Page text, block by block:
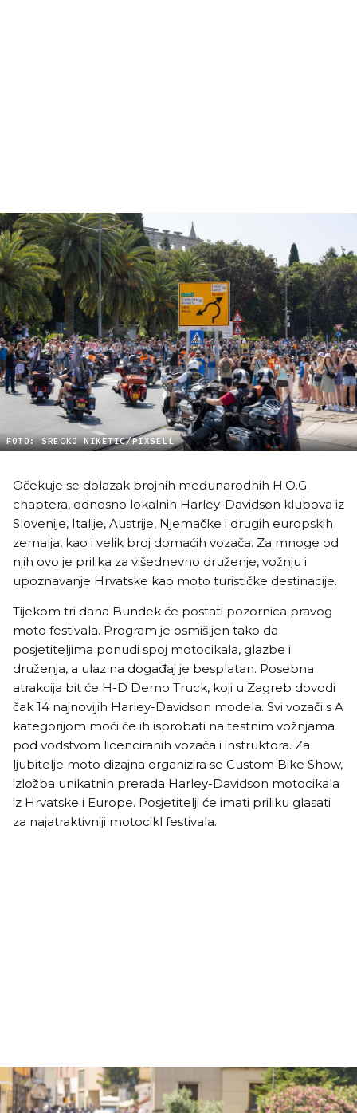
FOTO: SRECKO NIKETIC/PIXSELL
Očekuje se dolazak brojnih međunarodnih H.O.G.
chaptera, odnosno lokalnih Harley-Davidson klubova iz
Slovenije, Italije, Austrije, Njemačke i drugih europskih
zemalja, kao i velik broj domaćih vozača. Za mnoge od
njih ovo je prilika za višednevno druženje, vožnju i
upoznavanje Hrvatske kao moto turističke destinacije.
Tijekom tri dana Bundek će postati pozornica pravog
moto festivala. Program je osmišljen tako da
posjetiteljima ponudi spoj motocikala, glazbe i
druženja, a ulaz na događaj je besplatan. Posebna
atrakcija bit će H-D Demo Truck, koji u Zagreb dovodi
čak 14 najnovijih Harley-Davidson modela. Svi vozači s A
kategorijom moći će ih isprobati na testnim vožnjama
pod vodstvom licenciranih vozača i instruktora. Za
ljubitelje moto dizajna organizira se Custom Bike Show,
izložba unikatnih prerada Harley-Davidson motocikala
iz Hrvatske i Europe. Posjetitelji će imati priliku glasati
za najatraktivniji motocikl festivala.